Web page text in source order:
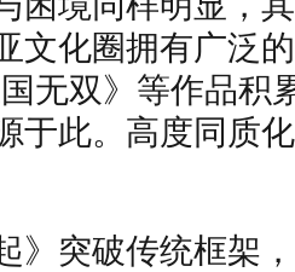
文化圈拥有广泛
无双》等作品积
于此。高度同质
》突破传统框架